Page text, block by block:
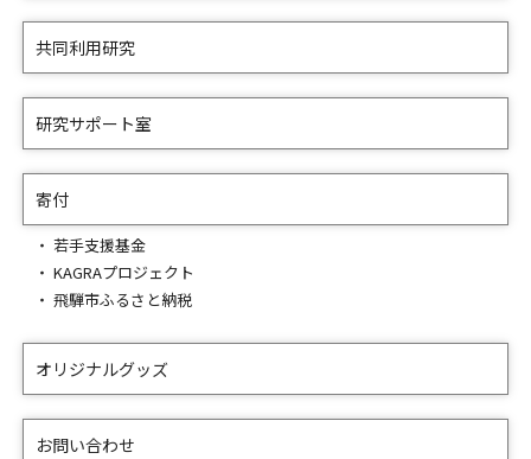
共同利用研究
研究サポート室
寄付
若手支援基金
KAGRAプロジェクト
飛騨市ふるさと納税
オリジナルグッズ
お問い合わせ